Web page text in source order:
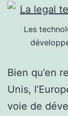
Les
Bien qu’en
Unis,
voie de